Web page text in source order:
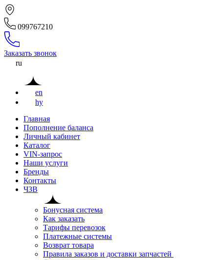
099767210
Заказать звонок
ru
en
hy
Главная
Пополнение баланса
Личный кабинет
Каталог
VIN-запрос
Наши услуги
Бренды
Контакты
ЧЗВ
Бонусная система
Как заказать
Тарифы перевозок
Платежные системы
Возврат товара
Правила заказов и доставки запчастей